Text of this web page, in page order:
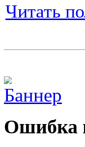
Читать
Ошибка